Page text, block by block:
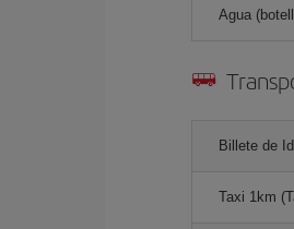
Agua
Billete de
Taxi 1km